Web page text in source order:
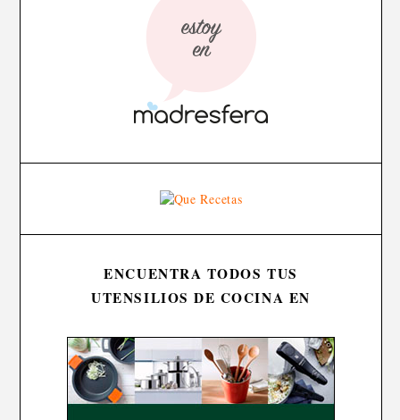
ENCUENTRA TODOS TUS
UTENSILIOS DE COCINA EN